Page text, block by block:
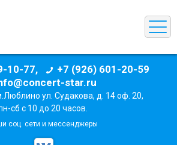
10-77,
+7 (926) 601-20-59
star.ru
ул. Судакова, д. 14 оф. 20,
сб с 10 до 20 часов.
соц. сети и мессенджеры